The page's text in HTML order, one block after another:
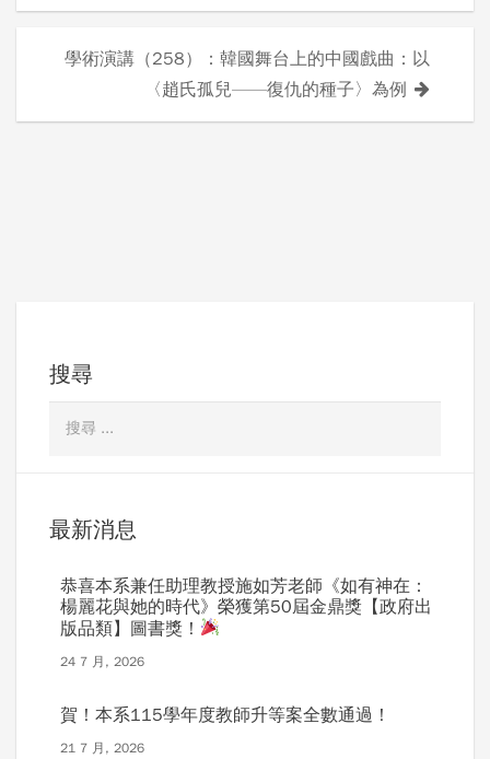
章
覽
學術演講（258）：韓國舞台上的中國戲曲：以
〈趙氏孤兒——復仇的種子〉為例
搜尋
最新消息
恭喜本系兼任助理教授施如芳老師《如有神在：
楊麗花與她的時代》榮獲第50屆金鼎獎【政府出
版品類】圖書獎！
24 7 月, 2026
賀！本系115學年度教師升等案全數通過！
21 7 月, 2026